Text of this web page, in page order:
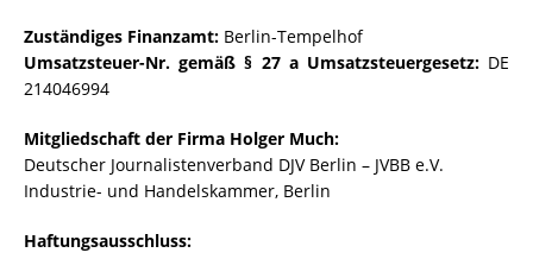
Zuständiges Finanzamt: Berlin-Tempelhof
Umsatzsteuer-Nr. gemäß § 27 a Umsatzsteuergesetz:DE
214046994
Mitgliedschaft der Firma Holger Much:
Deutscher Journalistenverband DJV Berlin – JVBB e.V.
Industrie- und Handelskammer, Berlin
Haftungsausschluss: